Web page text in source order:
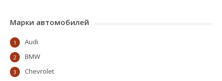
Марки автомобилей
1 Audi
2 BMW
3 Chevrolet